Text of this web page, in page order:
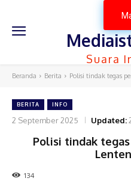
Suara
Beranda Berita Polisi tindak tegas
BERITA INFO
2 September 2025 Updated:
Polisi tindak
134